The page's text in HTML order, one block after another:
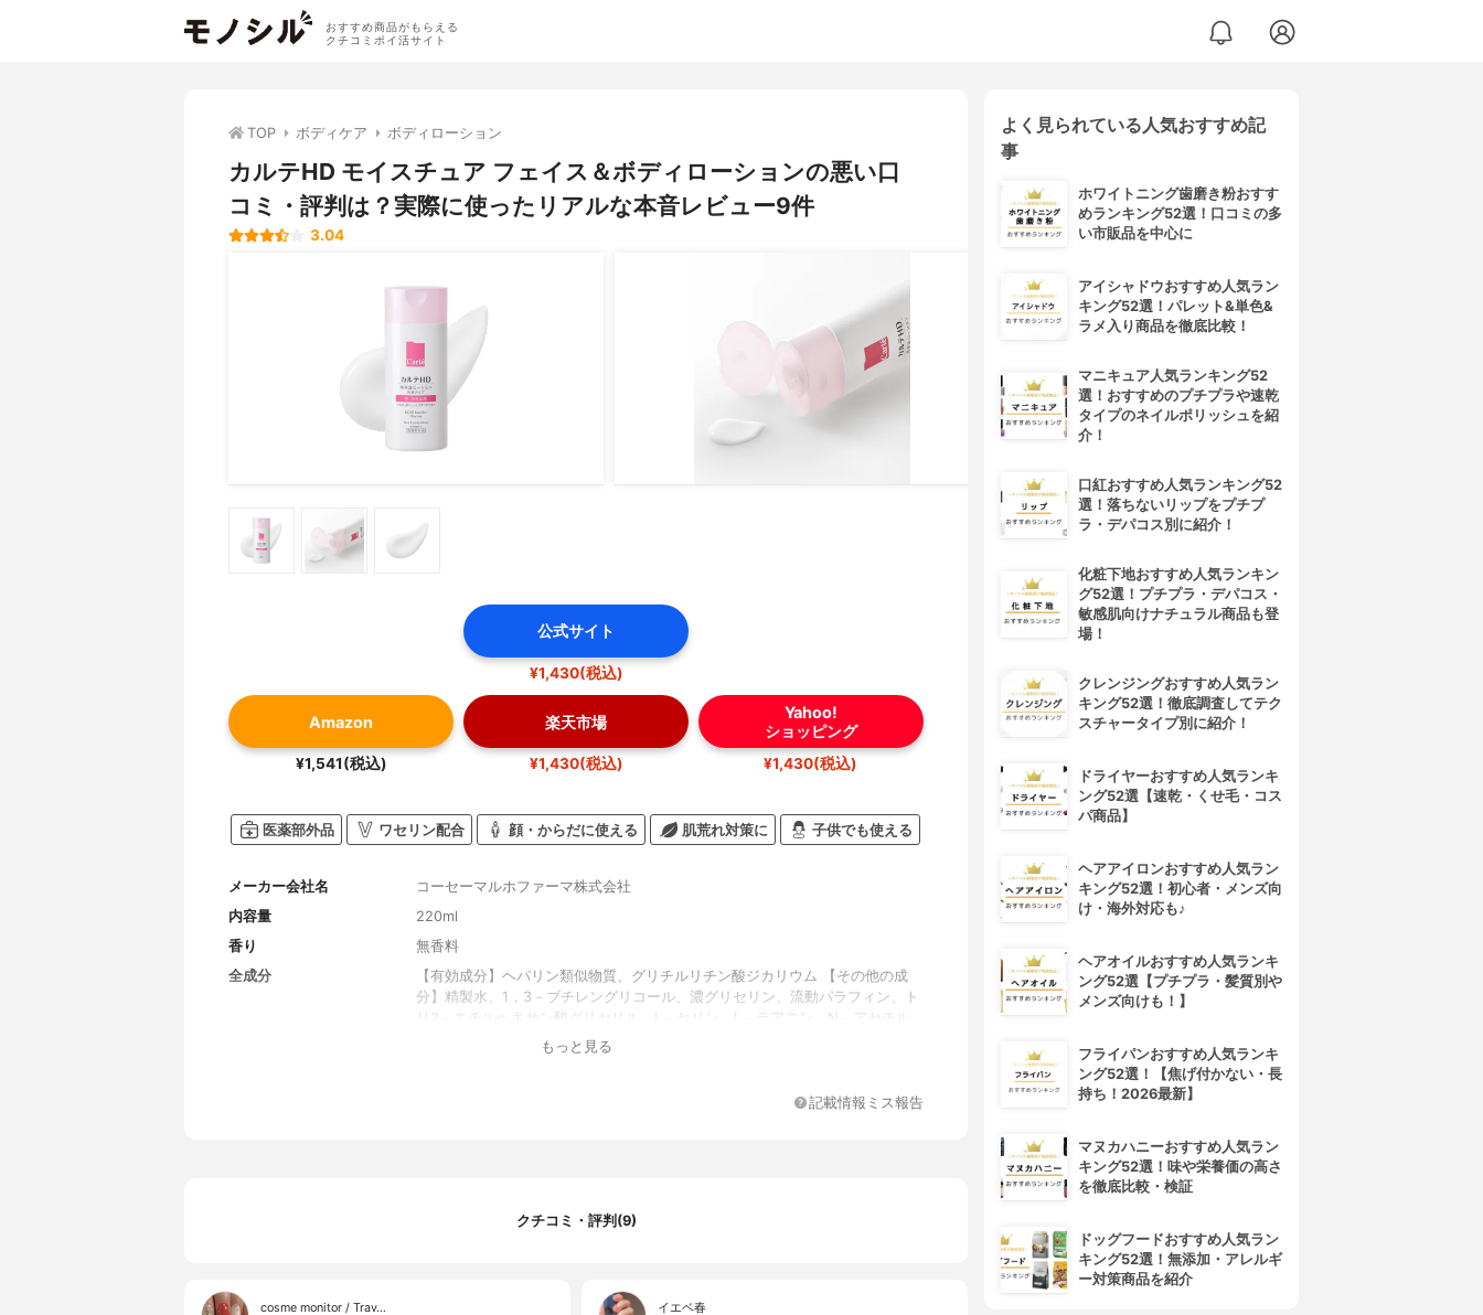
おすすめ商品がもらえる
クチコミポイ活サイト
TOP ボディケア ボディローション
カルテHD モイスチュア フェイス＆ボディローションの悪い口
コミ・評判は？実際に使ったリアルな本音レビュー9件
3.04
公式サイト
¥1,430(税込)
Amazon
¥1,541(税込)
楽天市場
¥1,430(税込)
Yahoo!
ショッピング
¥1,430(税込)
医薬部外品 ワセリン配合 顔・からだに使える 肌荒れ対策に 子供でも使える
メーカー会社名
コーセーマルホファーマ株式会社
内容量
220ml
香り
無香料
全成分
【有効成分】ヘパリン類似物質、グリチルリチン酸ジカリウム 【その他の成
分】精製水、1，3－ブチレングリコール、濃グリセリン、流動パラフィン、ト
リ2－エチルヘキサン酸グリセリル、L－セリン、L－テアニン、N－アセチル
－L－ヒドロキシプロリン、dl－α－トコフェロール、天然ビタミンE、2－エチ
イソステアリン酸、エデト酸二ナトリウム、オレイン酸フィトステリル、グリ
エチレンソルビタン（20E．O．）、ワセリン、親油型モノステアリン酸グリ
もっと見る
記載情報ミス報告
クチコミ・評判(9)
cosme monitor / Trav…
イエベ春
よく見られている人気おすすめ記
事
ホワイトニング歯磨き粉おすす
めランキング52選！口コミの多
い市販品を中心に
アイシャドウおすすめ人気ラン
キング52選！パレット&単色&
ラメ入り商品を徹底比較！
マニキュア人気ランキング52
選！おすすめのプチプラや速乾
タイプのネイルポリッシュを紹
介！
口紅おすすめ人気ランキング52
選！落ちないリップをプチプ
ラ・デパコス別に紹介！
化粧下地おすすめ人気ランキン
グ52選！プチプラ・デパコス・
敏感肌向けナチュラル商品も登
場！
クレンジングおすすめ人気ラン
キング52選！徹底調査してテク
スチャータイプ別に紹介！
ドライヤーおすすめ人気ランキ
ング52選【速乾・くせ毛・コス
パ商品】
ヘアアイロンおすすめ人気ラン
キング52選！初心者・メンズ向
け・海外対応も♪
ヘアオイルおすすめ人気ランキ
ング52選【プチプラ・髪質別や
メンズ向けも！】
フライパンおすすめ人気ランキ
ング52選！【焦げ付かない・長
持ち！2026最新】
マヌカハニーおすすめ人気ラン
キング52選！味や栄養価の高さ
を徹底比較・検証
ドッグフードおすすめ人気ラン
キング52選！無添加・アレルギ
ー対策商品を紹介